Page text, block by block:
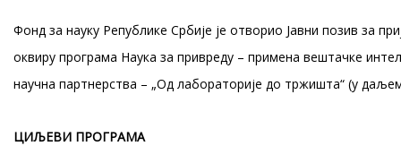
Фонд за науку Републике Србије је отворио Јавни позив за
оквиру програма Наука за привреду – примена вештачке
научна партнерства – „Од лабораторије до тржишта“ (у
ЦИЉЕВИ ПРОГРАМА